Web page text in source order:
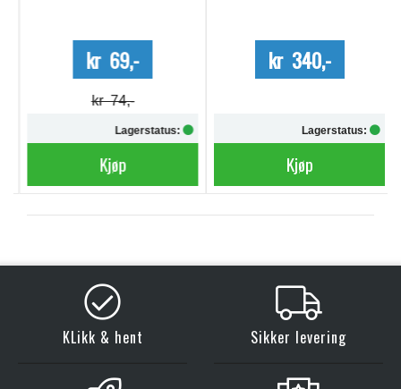
kr 69,-
kr 74,-
Lagerstatus:
Kjøp
kr 340,-
Lagerstatus:
Kjøp
KLikk & hent Sikker levering